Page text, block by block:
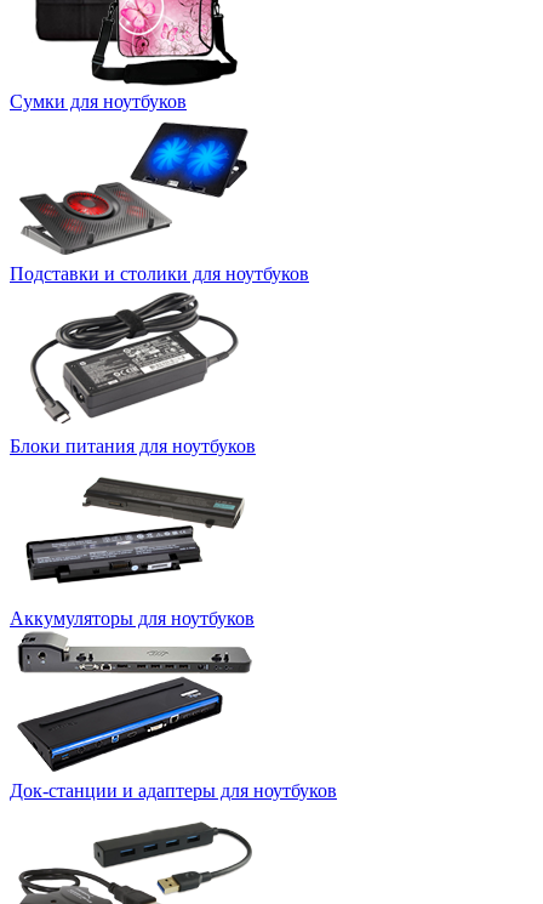
Сумки для ноутбуков
Подставки и столики для ноутбуков
Блоки питания для ноутбуков
Аккумуляторы для ноутбуков
Док-станции и адаптеры для ноутбуков